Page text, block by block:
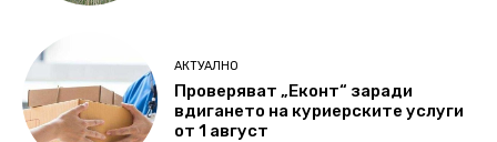
АКТУАЛНО
Проверяват „Еконт“ заради
вдигането на куриерските услуги
от 1 август